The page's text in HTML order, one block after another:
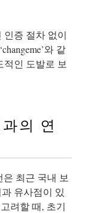
증 절차 없이
와 같
인 도발로 보
의 연
은 최근 국내 보
유사점이 있
려할 때, 초기